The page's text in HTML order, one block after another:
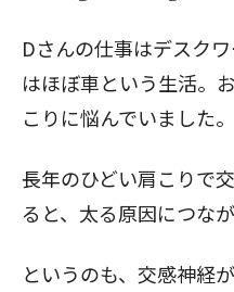
Dさんの仕事はデスク
はほぼ車という生活。
こりに悩んでいました。
長年のひどい肩こりで
ると、太る原因につなが
というのも、交感神経